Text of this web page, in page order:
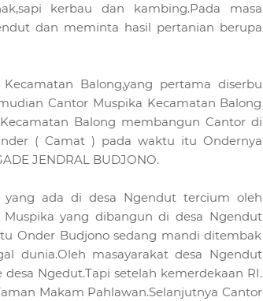
kerbau dan kambing.Pada masa
dan meminta hasil pertanian berupa
Balong,yang pertama diserbu
Cantor Muspika Kecamatan Balong
Balong membangun Cantor di
( Camat ) pada waktu itu Ondernya
JENDRAL BUDJONO.
ada di desa Ngendut tercium oleh
yang dibangun di desa Ngendut
Onder Budjono sedang mandi ditembak
dunia.Oleh masayarakat desa Ngendut
Ngedut.Tapi setelah kemerdekaan RI.
Makam Pahlawan.Selanjutnya Cantor